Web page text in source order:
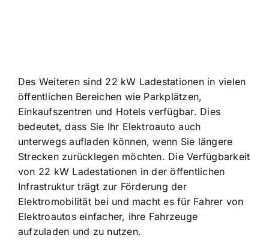
Des Weiteren sind 22 kW Ladestationen in vielen
öffentlichen Bereichen wie Parkplätzen,
Einkaufszentren und Hotels verfügbar. Dies
bedeutet, dass Sie Ihr Elektroauto auch
unterwegs aufladen können, wenn Sie längere
Strecken zurücklegen möchten. Die Verfügbarkeit
von 22 kW Ladestationen in der öffentlichen
Infrastruktur trägt zur Förderung der
Elektromobilität bei und macht es für Fahrer von
Elektroautos einfacher, ihre Fahrzeuge
aufzuladen und zu nutzen.